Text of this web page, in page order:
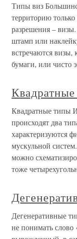
Типы виз
территорию
разрешения –
штамп или
встречаются визы,
бумаги, или чисто
Квадратные типы
происходят два
характеризуются
мускульной
можно
тоже
Дегенеративные
не понимать слово